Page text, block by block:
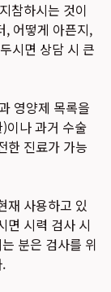
참하시는 것이
, 어떻게 아픈지,
시면 상담 시 큰
영양제 목록을
이나 과거 수술
한 진료가 가능
재 사용하고 있
면 시력 검사 시
분은 검사를 위